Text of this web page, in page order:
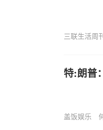
三联生活周
特:朗普
盖饭娱乐